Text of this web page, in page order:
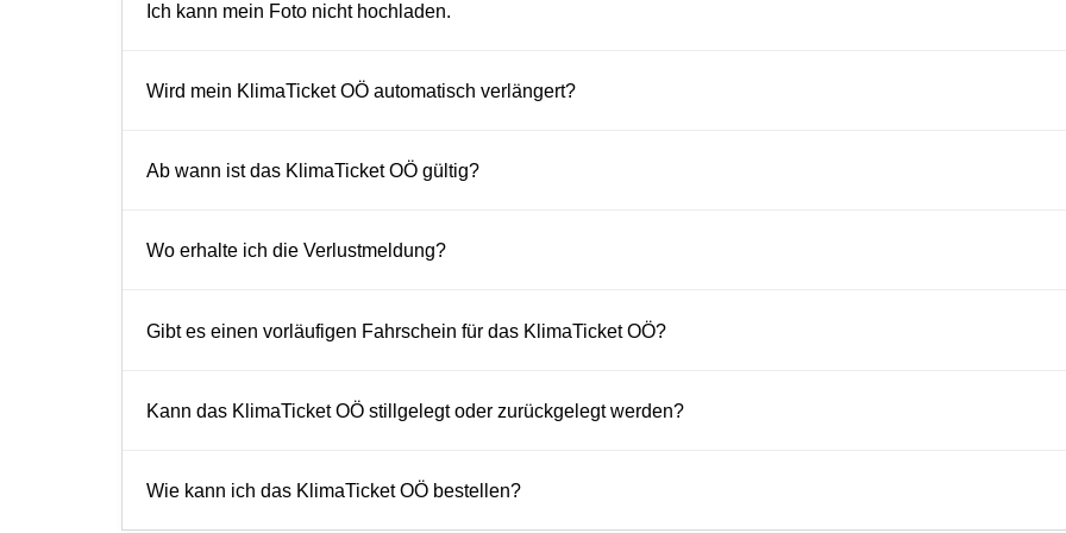
Ich kann mein Foto nicht hochladen.
Wird mein KlimaTicket OÖ automatisch verlängert?
Ab wann ist das KlimaTicket OÖ gültig?
Wo erhalte ich die Verlustmeldung?
Gibt es einen vorläufigen Fahrschein für das KlimaTicket OÖ?
Kann das KlimaTicket OÖ stillgelegt oder zurückgelegt werden?
Wie kann ich das KlimaTicket OÖ bestellen?